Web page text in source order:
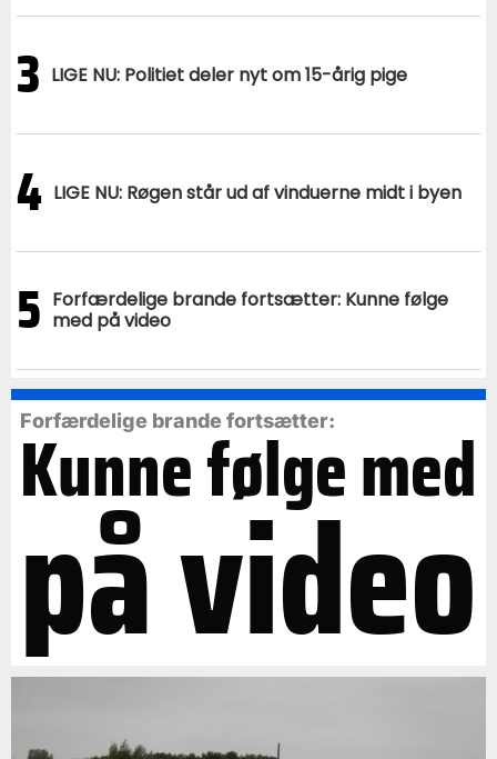
3 LIGE NU: Politiet deler nyt om 15-årig pige
4 LIGE NU: Røgen står ud af vinduerne midt i byen
5 Forfærdelige brande fortsætter: Kunne følge
med på video
Forfærdelige brande fortsætter:
Kunne følge med
på video